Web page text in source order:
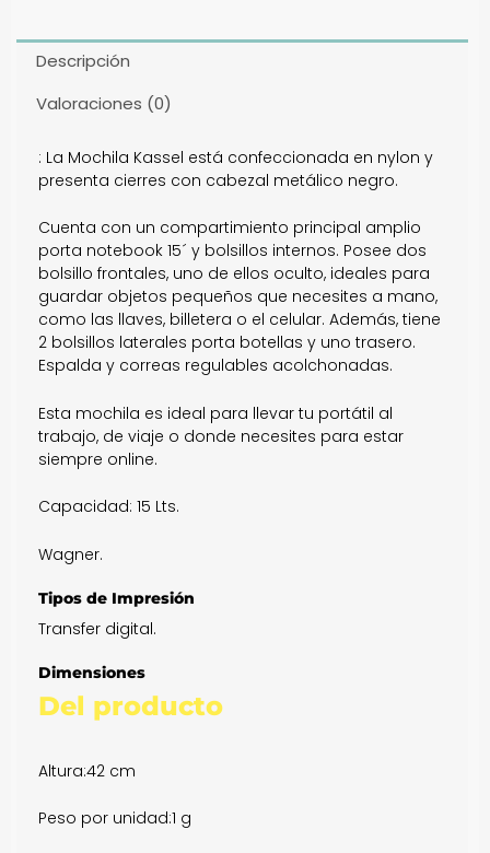
Descripción
Valoraciones (0)
: La Mochila Kassel está confeccionada en nylon y
presenta cierres con cabezal metálico negro.
Cuenta con un compartimiento principal amplio
porta notebook 15´ y bolsillos internos. Posee dos
bolsillo frontales, uno de ellos oculto, ideales para
guardar objetos pequeños que necesites a mano,
como las llaves, billetera o el celular. Además, tiene
2 bolsillos laterales porta botellas y uno trasero.
Espalda y correas regulables acolchonadas.
Esta mochila es ideal para llevar tu portátil al
trabajo, de viaje o donde necesites para estar
siempre online.
Capacidad: 15 Lts.
Wagner.
Tipos de Impresión
Transfer digital.
Dimensiones
Del producto
Altura:42 cm
Peso por unidad:1 g